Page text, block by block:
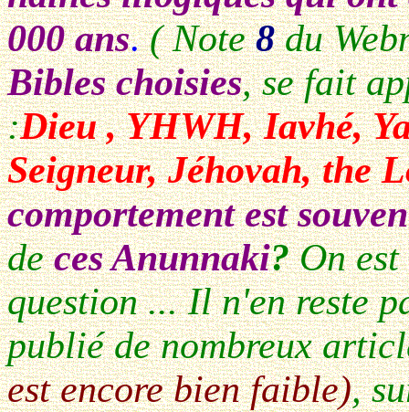
000 ans.( Note8du
Bibles choisies, se fait
:Dieu , YHWH, Iavhé,
Seigneur, Jéhovah, the
comportement est
deces Anunnaki?On est
question ... Il n'en reste
publié de nombreux
est encore bien faible),